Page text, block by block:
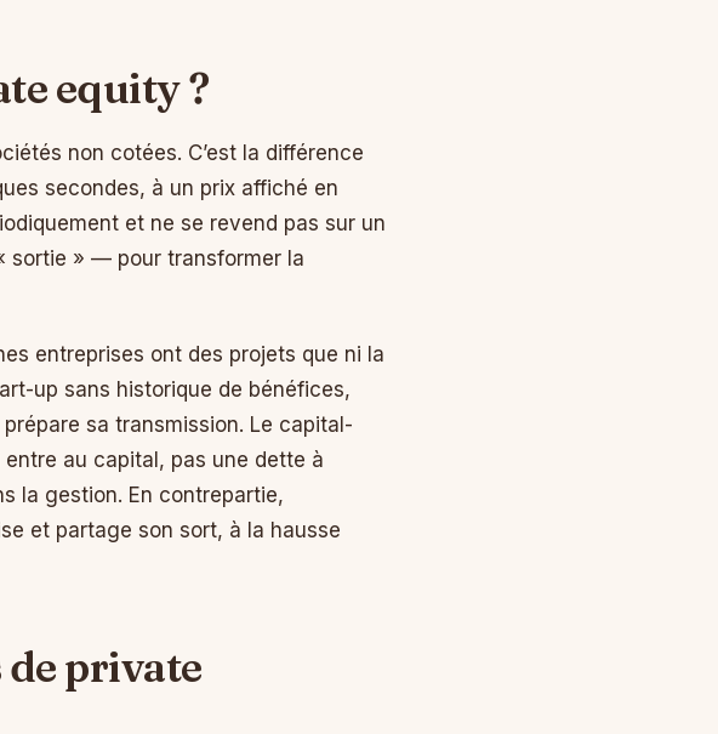
equity ?
non cotées. C’est la différence
secondes, à un prix affiché en
et ne se revend pas sur un
sortie » — pour transformer la
entreprises ont des projets que ni la
up sans historique de bénéfices,
sa transmission. Le capital-
au capital, pas une dette à
la gestion. En contrepartie,
et partage son sort, à la hausse
private